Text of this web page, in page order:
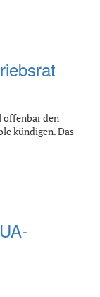
offenbar den
kündigen. Das